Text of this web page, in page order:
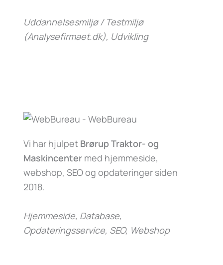
Uddannelsesmiljø / Testmiljø
(Analysefirmaet.dk), Udvikling
Vi har hjulpet Brørup Traktor- og
Maskincenter med hjemmeside,
webshop, SEO og opdateringer siden
2018.
Hjemmeside, Database,
Opdateringsservice, SEO, Webshop